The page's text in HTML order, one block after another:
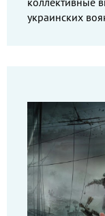
украинских